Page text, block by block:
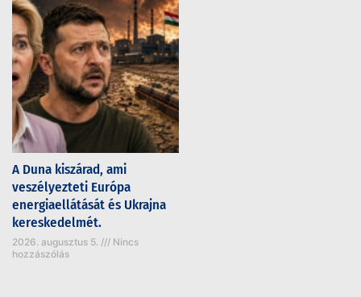
A Duna kiszárad, ami
veszélyezteti Európa
energiaellátását és Ukrajna
kereskedelmét.
2026. augusztus 5.
Nincs
hozzászólás